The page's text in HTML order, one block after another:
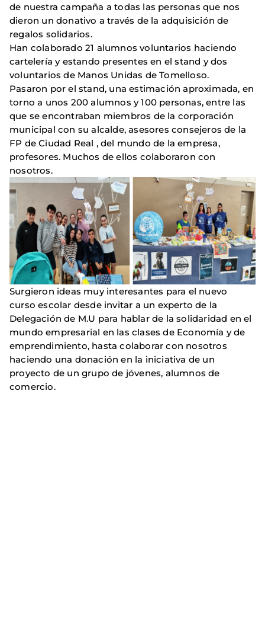
de nuestra campaña a todas las personas que nos
dieron un donativo a través de la adquisición de
regalos solidarios.
Han colaborado 21 alumnos voluntarios haciendo
cartelería y estando presentes en el stand y dos
voluntarios de Manos Unidas de Tomelloso.
Pasaron por el stand, una estimación aproximada, en
torno a unos 200 alumnos y 100 personas, entre las
que se encontraban miembros de la corporación
municipal con su alcalde, asesores consejeros de la
FP de Ciudad Real , del mundo de la empresa,
profesores. Muchos de ellos colaboraron con
nosotros.
Surgieron ideas muy interesantes para el nuevo
curso escolar desde invitar a un experto de la
Delegación de M.U para hablar de la solidaridad en el
mundo empresarial en las clases de Economía y de
emprendimiento, hasta colaborar con nosotros
haciendo una donación en la iniciativa de un
proyecto de un grupo de jóvenes, alumnos de
comercio.